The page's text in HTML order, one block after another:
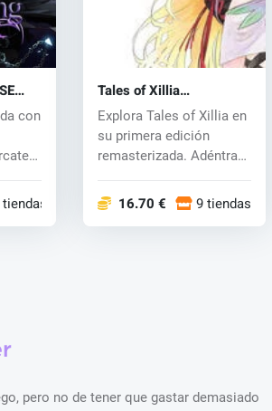
con
Tales of Xillia
Remastered (PC) key
Explora Tales of Xillia en
su primera edición
remasterizada. Adéntrate
16.70 € 9 tiendas
pero no de tener que gastar demasiado